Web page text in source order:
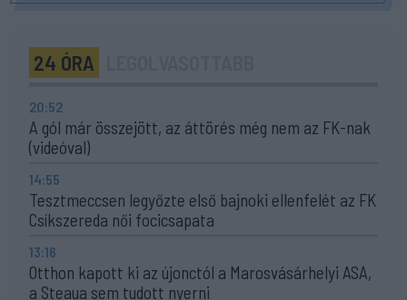
24 ÓRA
20:52
A gól már összejött, az áttörés még nem az FK-nak
(videóval)
14:55
Tesztmeccsen legyőzte első bajnoki ellenfelét az FK
Csíkszereda női focicsapata
13:16
Otthon kapott ki az újonctól a Marosvásárhelyi ASA,
a Steaua sem tudott nyerni